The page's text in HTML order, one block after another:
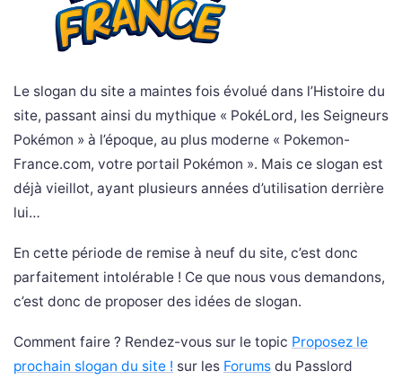
Le slogan du site a maintes fois évolué dans l’Histoire du
site, passant ainsi du mythique « PokéLord, les Seigneurs
Pokémon » à l’époque, au plus moderne « Pokemon-
France.com, votre portail Pokémon ». Mais ce slogan est
déjà vieillot, ayant plusieurs années d’utilisation derrière
lui…
En cette période de remise à neuf du site, c’est donc
parfaitement intolérable ! Ce que nous vous demandons,
c’est donc de proposer des idées de slogan.
Comment faire ? Rendez-vous sur le topic Proposez le
prochain slogan du site ! sur les Forums du Passlord